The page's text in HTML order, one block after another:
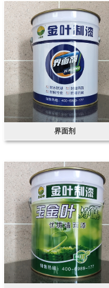
界面剂